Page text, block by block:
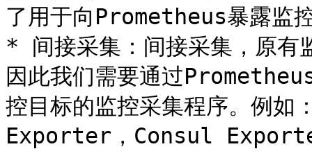
了用于向Prometheus暴露监
* 间接采集：间接采集，原有
因此我们需要通过
控目标的监控采集程序。例
Exporter，Consul